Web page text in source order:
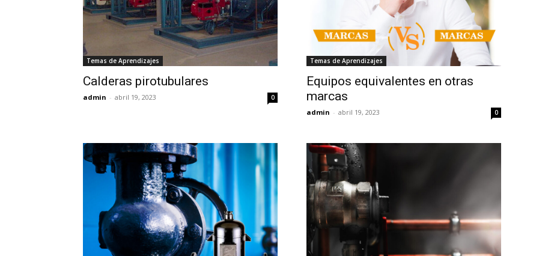
Temas de Aprendizajes
Calderas pirotubulares
admin - abril 19, 2023 0
Temas de Aprendizajes
Equipos equivalentes en otras
marcas
admin - abril 19, 2023 0